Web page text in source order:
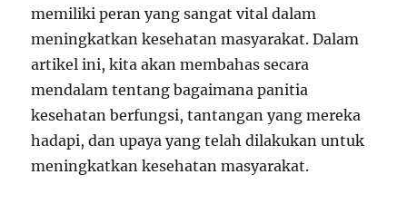
memiliki peran yang sangat vital dalam
meningkatkan kesehatan masyarakat. Dalam
artikel ini, kita akan membahas secara
mendalam tentang bagaimana panitia
kesehatan berfungsi, tantangan yang mereka
hadapi, dan upaya yang telah dilakukan untuk
meningkatkan kesehatan masyarakat.